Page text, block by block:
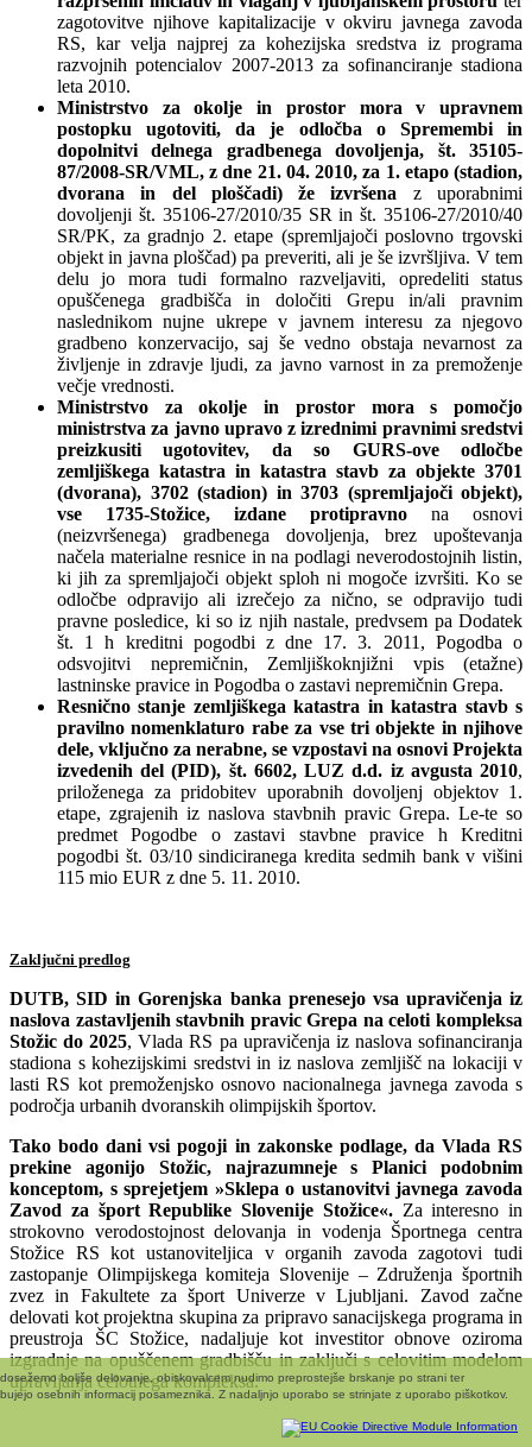
zagotovitve njihove kapitalizacije v okviru javnega zavoda
RS, kar velja najprej za kohezijska sredstva iz programa
razvojnih potencialov 2007-2013 za sofinanciranje stadiona
leta 2010.
Ministrstvo za okolje in prostor mora v upravnem
postopku ugotoviti, da je odločba o Spremembi in
dopolnitvi delnega gradbenega dovoljenja, št. 35105-
87/2008-SR/VML, z dne 21. 04. 2010, za 1. etapo (stadion,
dvorana in del ploščadi) že izvršena z uporabnimi
dovoljenji št. 35106-27/2010/35 SR in št. 35106-27/2010/40
SR/PK, za gradnjo 2. etape (spremljajoči poslovno trgovski
objekt in javna ploščad) pa preveriti, ali je še izvršljiva. V tem
delu jo mora tudi formalno razveljaviti, opredeliti status
opuščenega gradbišča in določiti Grepu in/ali pravnim
naslednikom nujne ukrepe v javnem interesu za njegovo
gradbeno konzervacijo, saj še vedno obstaja nevarnost za
življenje in zdravje ljudi, za javno varnost in za premoženje
večje vrednosti.
Ministrstvo za okolje in prostor mora s pomočjo
ministrstva za javno upravo z izrednimi pravnimi sredstvi
preizkusiti ugotovitev, da so GURS-ove odločbe
zemljiškega katastra in katastra stavb za objekte 3701
(dvorana), 3702 (stadion) in 3703 (spremljajoči objekt),
vse 1735-Stožice, izdane protipravno na osnovi
(neizvršenega) gradbenega dovoljenja, brez upoštevanja
načela materialne resnice in na podlagi neverodostojnih listin,
ki jih za spremljajoči objekt sploh ni mogoče izvršiti. Ko se
odločbe odpravijo ali izrečejo za nično, se odpravijo tudi
pravne posledice, ki so iz njih nastale, predvsem pa Dodatek
št. 1 h kreditni pogodbi z dne 17. 3. 2011, Pogodba o
odsvojitvi nepremičnin, Zemljiškoknjižni vpis (etažne)
lastninske pravice in Pogodba o zastavi nepremičnin Grepa.
Resnično stanje zemljiškega katastra in katastra stavb s
pravilno nomenklaturo rabe za vse tri objekte in njihove
dele, vključno za nerabne, se vzpostavi na osnovi Projekta
izvedenih del (PID), št. 6602, LUZ d.d. iz avgusta 2010,
priloženega za pridobitev uporabnih dovoljenj objektov 1.
etape, zgrajenih iz naslova stavbnih pravic Grepa. Le-te so
predmet Pogodbe o zastavi stavbne pravice h Kreditni
pogodbi št. 03/10 sindiciranega kredita sedmih bank v višini
115 mio EUR z dne 5. 11. 2010.
Zaključni predlog
DUTB, SID in Gorenjska banka prenesejo vsa upravičenja iz
naslova zastavljenih stavbnih pravic Grepa na celoti kompleksa
Stožic do 2025, Vlada RS pa upravičenja iz naslova sofinanciranja
stadiona s kohezijskimi sredstvi in iz naslova zemljišč na lokaciji v
lasti RS kot premoženjsko osnovo nacionalnega javnega zavoda s
področja urbanih dvoranskih olimpijskih športov.
Tako bodo dani vsi pogoji in zakonske podlage, da Vlada RS
prekine agonijo Stožic, najrazumneje s Planici podobnim
konceptom, s sprejetjem »Sklepa o ustanovitvi javnega zavoda
Zavod za šport Republike Slovenije Stožice«.Za interesno in
strokovno verodostojnost delovanja in vodenja Športnega centra
Stožice RS kot ustanoviteljica v organih zavoda zagotovi tudi
zastopanje Olimpijskega komiteja Slovenije – Združenja športnih
zvez in Fakultete za šport Univerze v Ljubljani. Zavod začne
delovati kot projektna skupina za pripravo sanacijskega programa in
preustroja ŠC Stožice, nadaljuje kot investitor obnove oziroma
izgradnje na opuščenem gradbišču in zaključi s celovitim modelom
upravljanja celotnega kompleksa.
boljše delovanje, obiskovalcem nudimo preprostejše brskanje po strani ter
osebnih informacij posameznika. Z nadaljnjo uporabo se strinjate z uporabo piškotkov.